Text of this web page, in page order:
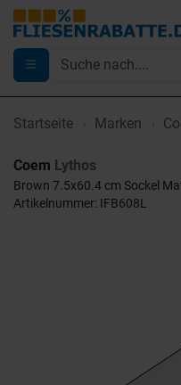
Startseite Marken
Coem Lythos
Brown 7.5x60.4 cm Sockel
Artikelnummer: IFB608L